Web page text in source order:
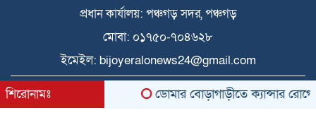
ডোমারে গণঅভ্যূত্থানের ২য় বার্ষিকী উপলক্ষে
ডোমার আমবাড়ীতে অগ্নিকান্ডে ক্ষতিগস্ত
পরিবারের মাঝে জাতীয় সাংবাদিক সংস্থার পক্ষে
খাদ্য সামগ্রী বিতরণ
প্রধান কার্যালয়: পঞ্চগড় সদর, পঞ্চগড়
মোবা: ০১৭৫০-৭০৪৬২৮
ইমেইল: bijoyeralonews24@gmail.com
All rights reserved © 2026 কারিগরি সহযোগিতা
শিরোনামঃ ডোমার বোড়াগাড়ীতে ক্যান্সার রোগে